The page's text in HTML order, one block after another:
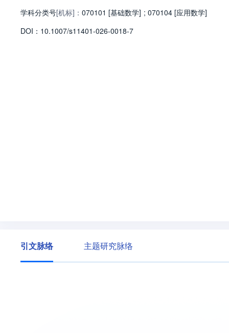
学科分类号[机标]： 070101 [基础数学] ; 070104 [应用数学]
DOI： 10.1007/s11401-026-0018-7
引文脉络 主题研究脉络